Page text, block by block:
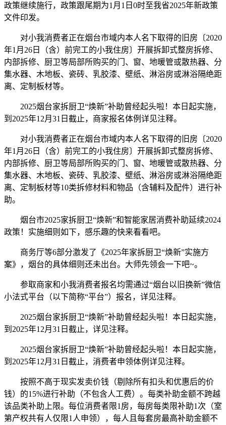
政策继续施行，政策跟尾期为1月1日0时至我省2025年新政策
文件印发。
对小我消费者正在烟台市域内本人名下取得的旧房〔2020
年1月26日（含）前完工的小我住房〕开展拆卸式整房拆修、
内部拆修、厨卫等局部所购买的门、窗、地暖管或散热器、分
集水器、木地板、瓷砖、乳胶漆、壁纸、淋浴房或淋浴隔绝距
离、定制板材等。
2025烟台家拆厨卫“焕新”补助曾经起头啦！本日起实施，
到2025年12月31日截止，商家报名体例详见注释。
对小我消费者正在烟台市域内本人名下取得的旧房〔2020
年1月26日（含）前完工的小我住房〕开展拆卸式整房拆修、
内部拆修、厨卫等局部所购买的门、窗、地暖管或散热器、分
集水器、木地板、瓷砖、乳胶漆、壁纸、淋浴房或淋浴隔绝距
离、定制板材等10类拆修材料和物品（含辅料及配件）进行补
助。
烟台市2025家拆厨卫“焕新”和智能家居消费补助延续2024
政策！实施细则如下，感乐趣的快来看看吧。
商务厅等6部分激发了《2025年家拆厨卫“焕新”实施方
案》，烟台的具体细则还未出台。大师先领会一下吧~。
参取商家和小我消费者报名均需通过“烟台以旧换新”微信
小法式平台（以下简称“平台”）报名，详见注释。
2025烟台家拆厨卫“焕新”补助曾经起头啦！本日起实施，
到2025年12月31日截止，详见注释。
2025烟台家拆厨卫“焕新”补助曾经起头啦！本日起实施，
到2025年12月31日截止，消费者申领体例详见注释。
按照不高于现实发卖价钱（剔除所有扣头和优惠后的价
钱）的15%进行补助（不包含人工费）。每类补助金额不跨越
该品类补助上限。每位消费者限1房，每房每类限补助1次（室
第产权共有人仅限1人申领），每人且每套房最高补助金额不